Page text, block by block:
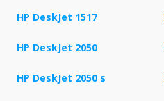
HP DeskJet 1517
HP DeskJet 2050
HP DeskJet 2050 s